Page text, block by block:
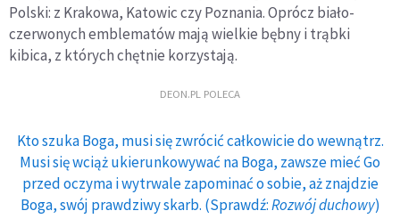
Polski: z Krakowa, Katowic czy Poznania. Oprócz biało-
czerwonych emblematów mają wielkie bębny i trąbki
kibica, z których chętnie korzystają.
DEON.PL POLECA
Kto szuka Boga, musi się zwrócić całkowicie do wewnątrz.
Musi się wciąż ukierunkowywać na Boga, zawsze mieć Go
przed oczyma i wytrwale zapominać o sobie, aż znajdzie
Boga, swój prawdziwy skarb. (Sprawdź:Rozwój duchowy)